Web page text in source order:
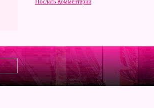
Послать Комментарий